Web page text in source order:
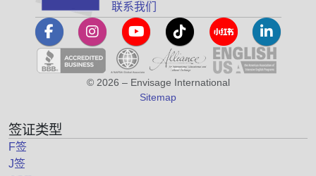
联系我们
© 2026 – Envisage International
Sitemap
签证类型
F签
J签